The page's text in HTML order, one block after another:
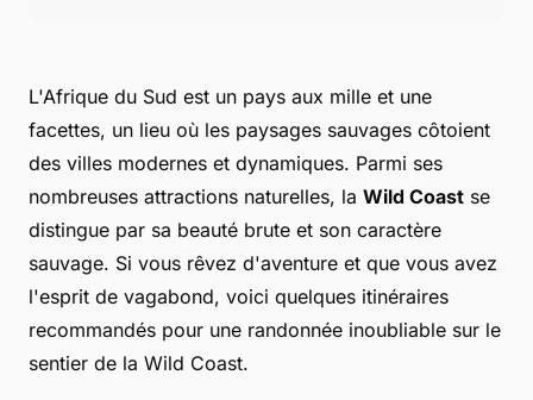
L'Afrique du Sud est un pays aux mille et une
facettes, un lieu où les paysages sauvages côtoient
des villes modernes et dynamiques. Parmi ses
nombreuses attractions naturelles, la Wild Coast se
distingue par sa beauté brute et son caractère
sauvage. Si vous rêvez d'aventure et que vous avez
l'esprit de vagabond, voici quelques itinéraires
recommandés pour une randonnée inoubliable sur le
sentier de la Wild Coast.